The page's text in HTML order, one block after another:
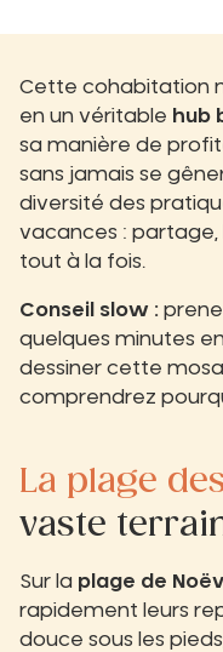
Cette cohabitation
en un véritable hub
sa manière de
sans jamais se
diversité des
vacances :
tout à la fois.
Conseil slow :
quelques minutes
dessiner cette
comprendrez
La plage
vaste
Sur la plage de
rapidement leurs
douce sous les